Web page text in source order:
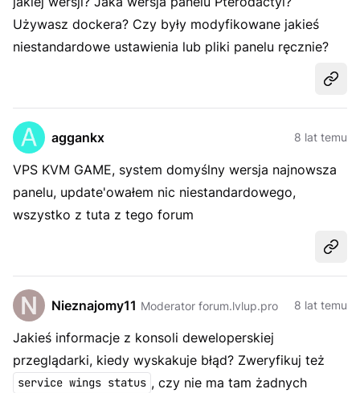
Używasz dockera? Czy były modyfikowane jakieś
niestandardowe ustawienia lub pliki panelu ręcznie?
aggankx 8 lat temu
VPS KVM GAME, system domyślny wersja najnowsza
panelu, update'owałem nic niestandardowego,
wszystko z tuta z tego forum
Nieznajomy11 Moderator forum.lvlup.pro 8 lat temu
Jakieś informacje z konsoli deweloperskiej
przeglądarki, kiedy wyskakuje błąd? Zweryfikuj też
service wings status , czy nie ma tam żadnych